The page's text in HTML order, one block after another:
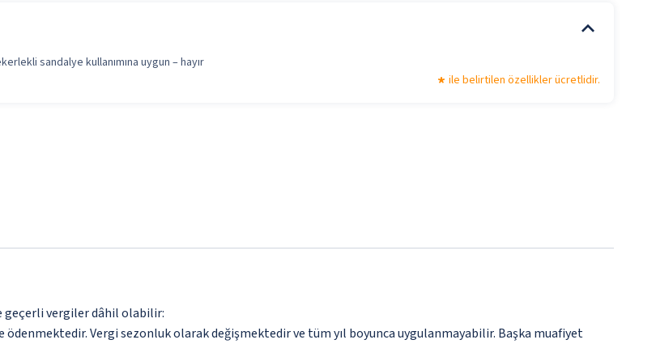
sandalye kullanımına uygun – hayır
ile belirtilen özellikler ücretlidir.
geçerli vergiler dâhil olabilir:
ödenmektedir. Vergi sezonluk olarak değişmektedir ve tüm yıl boyunca uygulanmayabilir. Başka muafiyet